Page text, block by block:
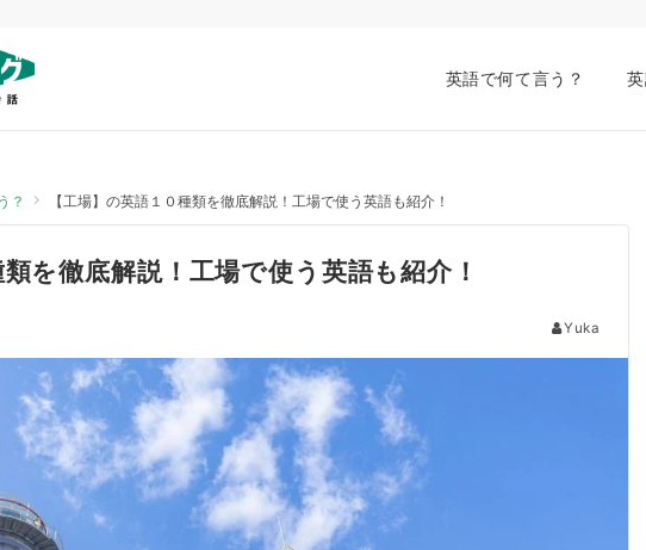
英語で何て言う？
？ 【工場】の英語１０種類を徹底解説！工場で使う英語も紹介！
類を徹底解説！工場で使う英語も紹介！
Yuka